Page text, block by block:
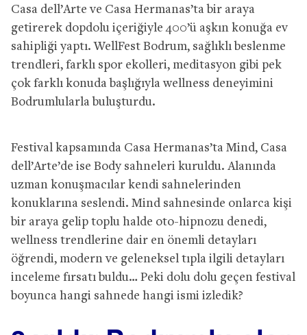
Casa dell’Arte ve Casa Hermanas’ta bir araya
getirerek dopdolu içeriğiyle 400’ü aşkın konuğa ev
sahipliği yaptı. WellFest Bodrum, sağlıklı beslenme
trendleri, farklı spor ekolleri, meditasyon gibi pek
çok farklı konuda başlığıyla wellness deneyimini
Bodrumlularla buluşturdu.
Festival kapsamında Casa Hermanas’ta Mind, Casa
dell’Arte’de ise Body sahneleri kuruldu. Alanında
uzman konuşmacılar kendi sahnelerinden
konuklarına seslendi. Mind sahnesinde onlarca kişi
bir araya gelip toplu halde oto-hipnozu denedi,
wellness trendlerine dair en önemli detayları
öğrendi, modern ve geleneksel tıpla ilgili detayları
inceleme fırsatı buldu… Peki dolu dolu geçen festival
boyunca hangi sahnede hangi ismi izledik?